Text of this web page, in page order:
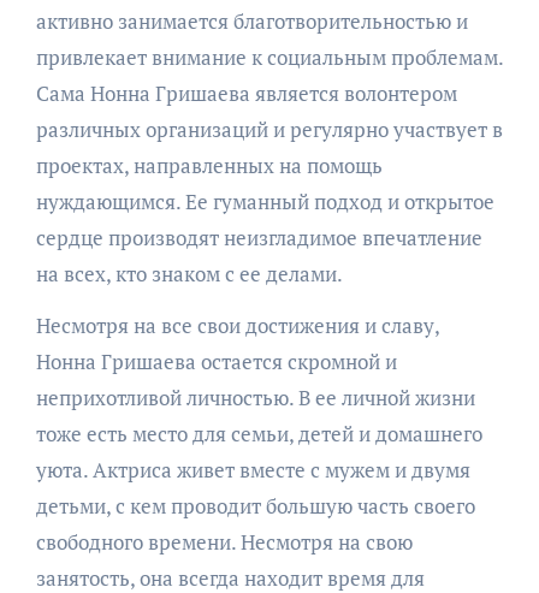
активно занимается благотворительностью и
привлекает внимание к социальным проблемам.
Сама Нонна Гришаева является волонтером
различных организаций и регулярно участвует в
проектах, направленных на помощь
нуждающимся. Ее гуманный подход и открытое
сердце производят неизгладимое впечатление
на всех, кто знаком с ее делами.
Несмотря на все свои достижения и славу,
Нонна Гришаева остается скромной и
неприхотливой личностью. В ее личной жизни
тоже есть место для семьи, детей и домашнего
уюта. Актриса живет вместе с мужем и двумя
детьми, с кем проводит большую часть своего
свободного времени. Несмотря на свою
занятость, она всегда находит время для